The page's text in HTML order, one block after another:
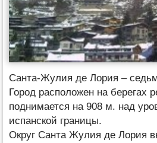
Санта-Жулия де Лория –
Город расположен на берегах
поднимается на 908 м. над
испанской границы.
Округ Санта Жулия де Лория